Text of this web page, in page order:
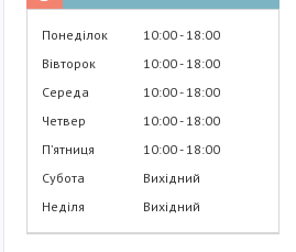
Понеділок 10:00 18:00
Вівторок
10:00 18:00
Середа
10:00 18:00
Четвер
10:00 18:00
Пʼятниця
10:00 18:00
Субота
Вихідний
Неділя
Вихідний